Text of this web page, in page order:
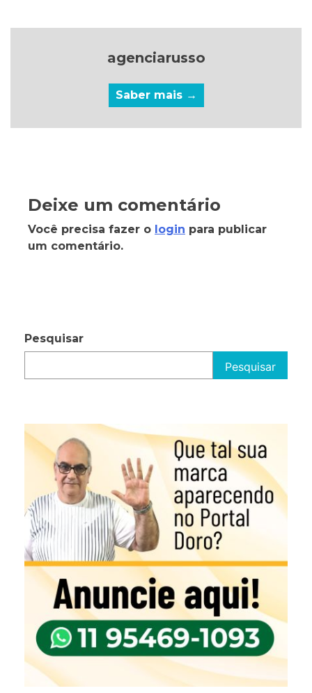
agenciarusso
Saber mais →
Deixe um comentário
Você precisa fazer o login para publicar
um comentário.
Pesquisar
Pesquisar